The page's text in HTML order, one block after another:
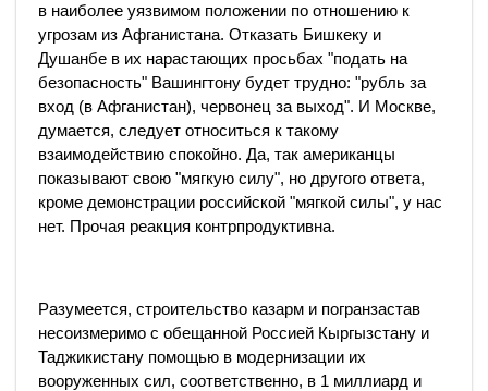
в наиболее уязвимом положении по отношению к
угрозам из Афганистана. Отказать Бишкеку и
Душанбе в их нарастающих просьбах "подать на
безопасность" Вашингтону будет трудно: "рубль за
вход (в Афганистан), червонец за выход". И Москве,
думается, следует относиться к такому
взаимодействию спокойно. Да, так американцы
показывают свою "мягкую силу", но другого ответа,
кроме демонстрации российской "мягкой силы", у нас
нет. Прочая реакция контрпродуктивна.
Разумеется, строительство казарм и погранзастав
несоизмеримо с обещанной Россией Кыргызстану и
Таджикистану помощью в модернизации их
вооруженных сил, соответственно, в 1 миллиард и